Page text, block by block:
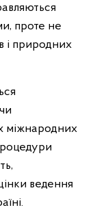
проте не
і природних
міжнародних
ведення